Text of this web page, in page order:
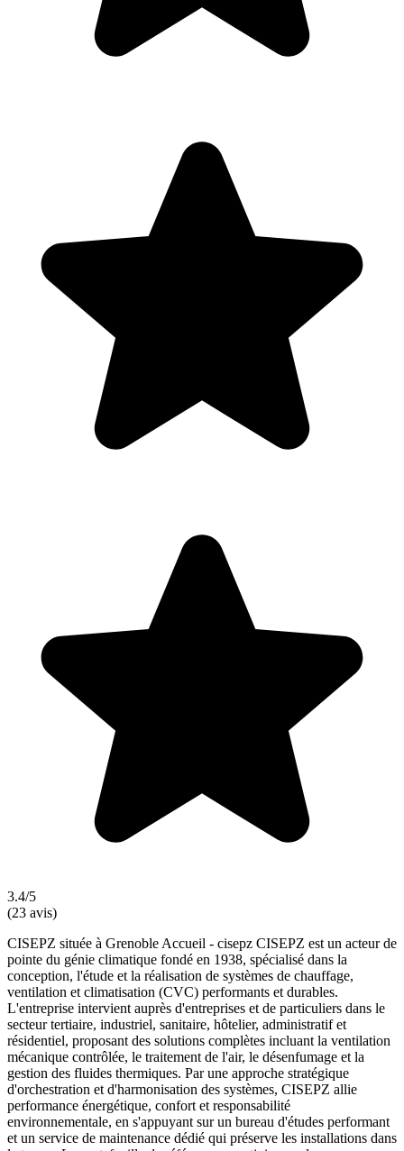
3.4/5
(23 avis)
CISEPZ située à Grenoble Accueil - cisepz CISEPZ est un acteur de
pointe du génie climatique fondé en 1938, spécialisé dans la
conception, l'étude et la réalisation de systèmes de chauffage,
ventilation et climatisation (CVC) performants et durables.
L'entreprise intervient auprès d'entreprises et de particuliers dans le
secteur tertiaire, industriel, sanitaire, hôtelier, administratif et
résidentiel, proposant des solutions complètes incluant la ventilation
mécanique contrôlée, le traitement de l'air, le désenfumage et la
gestion des fluides thermiques. Par une approche stratégique
d'orchestration et d'harmonisation des systèmes, CISEPZ allie
performance énergétique, confort et responsabilité
environnementale, en s'appuyant sur un bureau d'études performant
et un service de maintenance dédié qui préserve les installations dans